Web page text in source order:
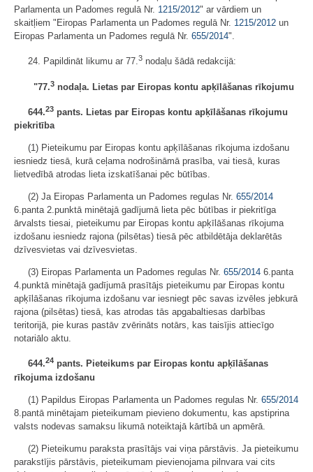
Parlamenta un Padomes regulā Nr. 1215/2012" ar vārdiem un
skaitļiem "Eiropas Parlamenta un Padomes regulā Nr. 1215/2012 un
Eiropas Parlamenta un Padomes regulā Nr. 655/2014".
24. Papildināt likumu ar 77.3 nodaļu šādā redakcijā:
"77.3nodaļa. Lietas par Eiropas kontu apķīlāšanas rīkojumu
644.23 pants. Lietas par Eiropas kontu apķīlāšanas rīkojumu
piekritība
(1) Pieteikumu par Eiropas kontu apķīlāšanas rīkojuma izdošanu
iesniedz tiesā, kurā ceļama nodrošināmā prasība, vai tiesā, kuras
lietvedībā atrodas lieta izskatīšanai pēc būtības.
(2) Ja Eiropas Parlamenta un Padomes regulas Nr. 655/2014
6.panta 2.punktā minētajā gadījumā lieta pēc būtības ir piekritīga
ārvalsts tiesai, pieteikumu par Eiropas kontu apķīlāšanas rīkojuma
izdošanu iesniedz rajona (pilsētas) tiesā pēc atbildētāja deklarētās
dzīvesvietas vai dzīvesvietas.
(3) Eiropas Parlamenta un Padomes regulas Nr. 655/2014 6.panta
4.punktā minētajā gadījumā prasītājs pieteikumu par Eiropas kontu
apķīlāšanas rīkojuma izdošanu var iesniegt pēc savas izvēles jebkurā
rajona (pilsētas) tiesā, kas atrodas tās apgabaltiesas darbības
teritorijā, pie kuras pastāv zvērināts notārs, kas taisījis attiecīgo
notariālo aktu.
644.24 pants. Pieteikums par Eiropas kontu apķīlāšanas
rīkojuma izdošanu
(1) Papildus Eiropas Parlamenta un Padomes regulas Nr. 655/2014
8.pantā minētajam pieteikumam pievieno dokumentu, kas apstiprina
valsts nodevas samaksu likumā noteiktajā kārtībā un apmērā.
(2) Pieteikumu paraksta prasītājs vai viņa pārstāvis. Ja pieteikumu
parakstījis pārstāvis, pieteikumam pievienojama pilnvara vai cits